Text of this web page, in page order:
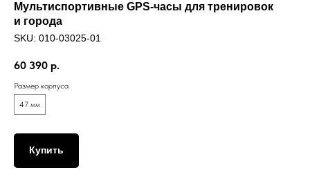
Мультиспортивные GPS-часы для тренировок
и города
SKU: 010-03025-01
60 390 р.
Размер корпуса
47 мм
Купить